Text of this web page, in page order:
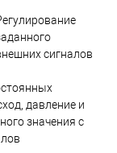
сигналов
давление и
значения с